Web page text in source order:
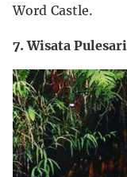
Word Castle.
7. Wisata Pulesari